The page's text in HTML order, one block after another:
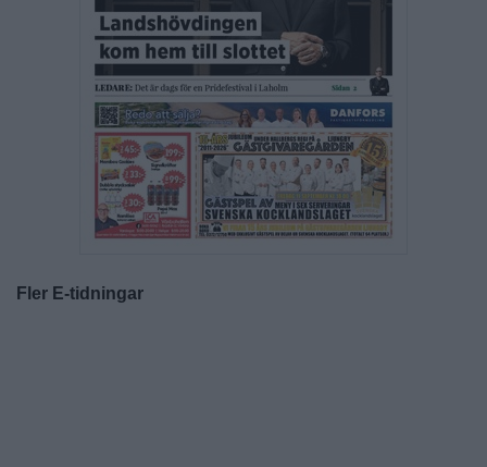
Fler E-tidningar